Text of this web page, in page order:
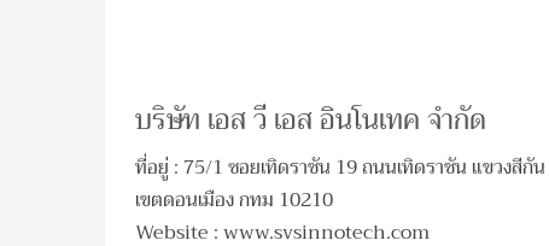
บริษัท เอส วี เอส อินโนเทค จำกัด
ที่อยู่ : 75/1 ซอยเทิดราชัน 19 ถนนเทิดราชัน แขวงสีกัน
เขตดอนเมือง กทม 10210
Website : www.svsinnotech.com